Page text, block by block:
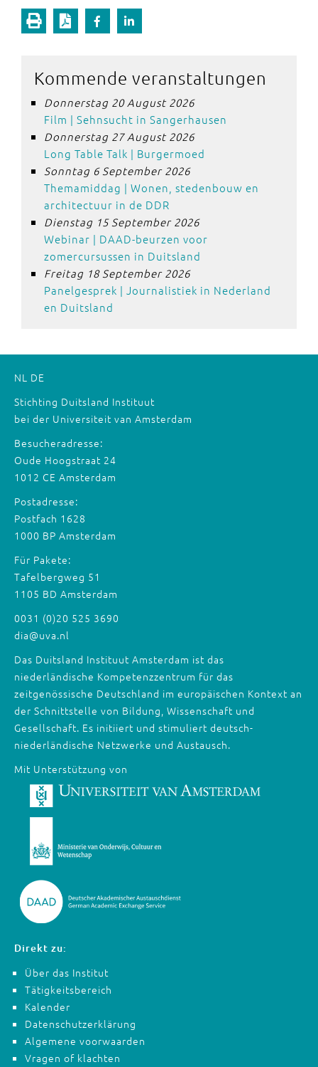
Kommende veranstaltungen
Donnerstag 20 August 2026
Film | Sehnsucht in Sangerhausen
Donnerstag 27 August 2026
Long Table Talk | Burgermoed
Sonntag 6 September 2026
Themamiddag | Wonen, stedenbouw en
architectuur in de DDR
Dienstag 15 September 2026
Webinar | DAAD-beurzen voor
zomercursussen in Duitsland
Freitag 18 September 2026
Panelgesprek | Journalistiek in Nederland
en Duitsland
NL DE
Stichting Duitsland Instituut
bei der Universiteit van Amsterdam
Besucheradresse:
Oude Hoogstraat 24
1012 CE Amsterdam
Postadresse:
Postfach 1628
1000 BP Amsterdam
Für Pakete:
Tafelbergweg 51
1105 BD Amsterdam
0031 (0)20 525 3690
dia@uva.nl
Das Duitsland Instituut Amsterdam ist das
niederländische Kompetenzzentrum für das
zeitgenössische Deutschland im europäischen Kontext an
der Schnittstelle von Bildung, Wissenschaft und
Gesellschaft. Es initiiert und stimuliert deutsch-
niederländische Netzwerke und Austausch.
Mit Unterstützung von
Direkt zu:
Über das Institut
Tätigkeitsbereich
Kalender
Datenschutzerklärung
Algemene voorwaarden
Vragen of klachten